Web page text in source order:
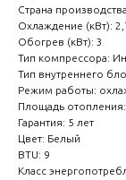
Страна
Охлаждение (кВт):
Обогрев (кВт): 3
Тип компрессора:
Тип внутреннего
Режим работы:
Площадь
Гарантия: 5 лет
Цвет: Белый
BTU: 9
Класс